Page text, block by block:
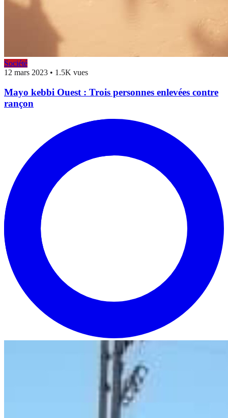
Société
12 mars 2023 • 1.5K vues
Mayo kebbi Ouest : Trois personnes enlevées contre
rançon